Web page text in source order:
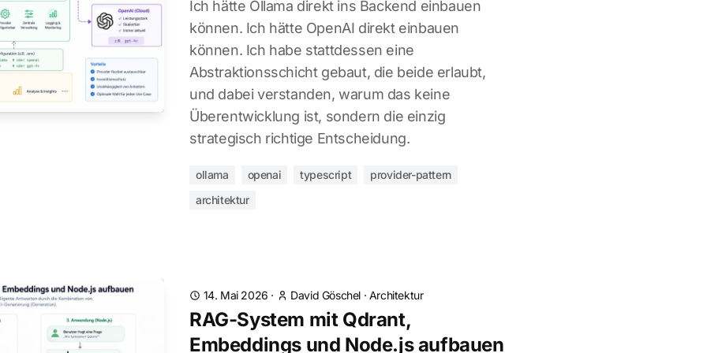
Ich hätte Ollama direkt ins Backend einbauen
können. Ich hätte OpenAI direkt einbauen
können. Ich habe stattdessen eine
Abstraktionsschicht gebaut, die beide erlaubt,
und dabei verstanden, warum das keine
Überentwicklung ist, sondern die einzig
strategisch richtige Entscheidung.
ollama openai typescript
provider-pattern
architektur
14. Mai 2026 · David Göschel · Architektur
RAG-System mit Qdrant,
Embeddings und Node.js aufbauen